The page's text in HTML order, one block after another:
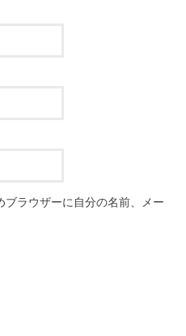
ラウザーに自分の名前、メー